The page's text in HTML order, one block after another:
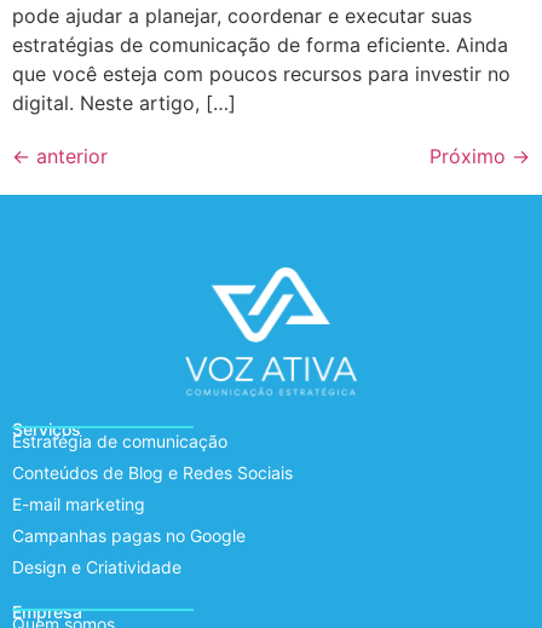
pode ajudar a planejar, coordenar e executar suas
estratégias de comunicação de forma eficiente. Ainda
que você esteja com poucos recursos para investir no
digital. Neste artigo, […]
← anterior Próximo →
Serviços
Estratégia de comunicação
Conteúdos de Blog e Redes Sociais
E-mail marketing
Campanhas pagas no Google
Design e Criatividade
Empresa
Quem somos